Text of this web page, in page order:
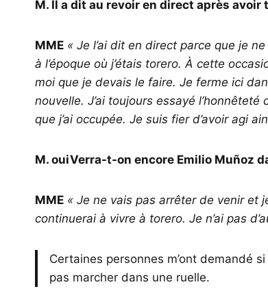
M. Il a dit au revoir en direct après
MME « Je l’ai dit en direct parce que je
à l’époque où j’étais torero. À cette
moi que je devais le faire. Je ferme ici
nouvelle. J’ai toujours essayé
que j’ai occupée. Je suis fier d’avoir agi
M. ouiVerra-t-on encore Emilio Muñoz
MME « Je ne vais pas arrêter de venir et
continuerai à vivre à torero. Je n’ai pas
Certaines personnes m’ont demandé
pas marcher dans une ruelle.